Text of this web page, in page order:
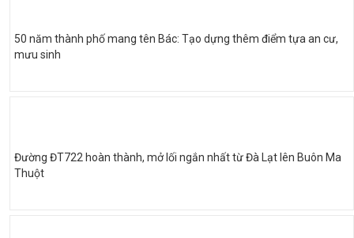
50 năm thành phố mang tên Bác: Tạo dựng thêm điểm tựa an cư,
mưu sinh
Đường ĐT722 hoàn thành, mở lối ngắn nhất từ Đà Lạt lên Buôn Ma
Thuột